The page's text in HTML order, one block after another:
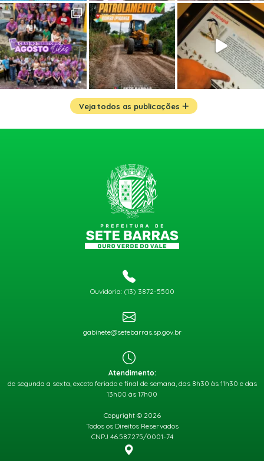
Veja todos as publicações
Ouvidoria: (13) 3872-5500
gabinete@setebarras.sp.gov.br
Atendimento:
de segunda a sexta, exceto feriado e final de semana, das 8h30 às 11h30 e das
13h00 às 17h00
Copyright © 2026
Todos os Direitos Reservados
CNPJ 46.587.275/0001-74